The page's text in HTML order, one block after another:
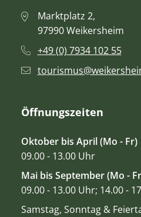
Marktplatz 2,
97990 Weikersheim
+49 (0) 7934 102 55
Öffnungszeiten
Oktober bis April (Mo - Fr)
09.00 - 13.00 Uhr
Mai bis September (Mo -
09.00 - 13.00 Uhr; 14.00 -
Samstag, Sonntag &